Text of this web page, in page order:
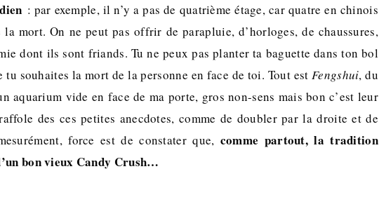
: par exemple, il n’y a pas de quatrième étage, car quatre en chinois
mort. On ne peut pas offrir de parapluie, d’horloges, de chaussures,
dont ils sont friands. Tu ne peux pas planter ta baguette dans ton bol
souhaites la mort de la personne en face de toi. Tout estFengshui, du
aquarium vide en face de ma porte, gros non-sens mais bon c’est leur
des ces petites anecdotes, comme de doubler par la droite et de
force est de constater que, comme partout, la tradition
bon vieux Candy Crush…